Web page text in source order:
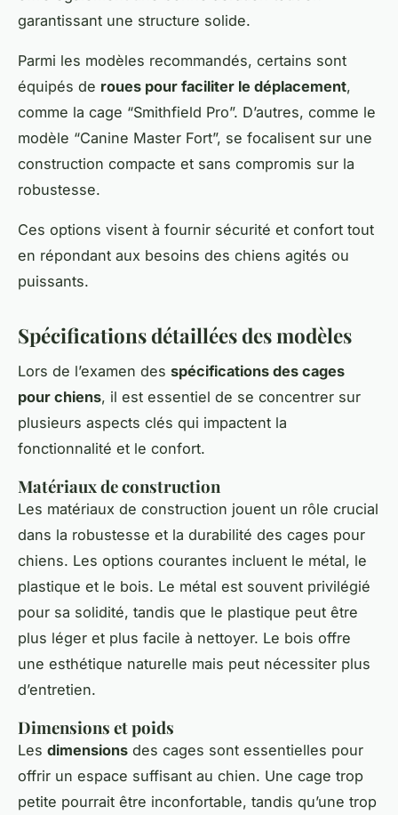
garantissant une structure solide.
Parmi les modèles recommandés, certains sont
équipés de roues pour faciliter le déplacement,
comme la cage “Smithfield Pro”. D’autres, comme le
modèle “Canine Master Fort”, se focalisent sur une
construction compacte et sans compromis sur la
robustesse.
Ces options visent à fournir sécurité et confort tout
en répondant aux besoins des chiens agités ou
puissants.
Spécifications détaillées des modèles
Lors de l’examen des spécifications des cages
pour chiens, il est essentiel de se concentrer sur
plusieurs aspects clés qui impactent la
fonctionnalité et le confort.
Matériaux de construction
Les matériaux de construction jouent un rôle crucial
dans la robustesse et la durabilité des cages pour
chiens. Les options courantes incluent le métal, le
plastique et le bois. Le métal est souvent privilégié
pour sa solidité, tandis que le plastique peut être
plus léger et plus facile à nettoyer. Le bois offre
une esthétique naturelle mais peut nécessiter plus
d’entretien.
Dimensions et poids
Les dimensions des cages sont essentielles pour
offrir un espace suffisant au chien. Une cage trop
petite pourrait être inconfortable, tandis qu’une trop